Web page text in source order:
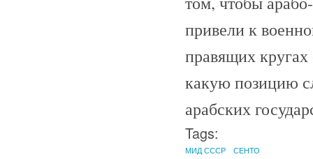
привели к
правящих кругах
какую позицию
арабских
Tags:
МИД СССР СЕНТО